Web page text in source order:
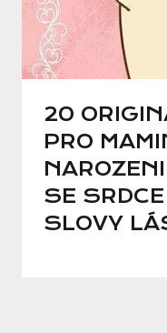
20
PRO
SE
SLOVY